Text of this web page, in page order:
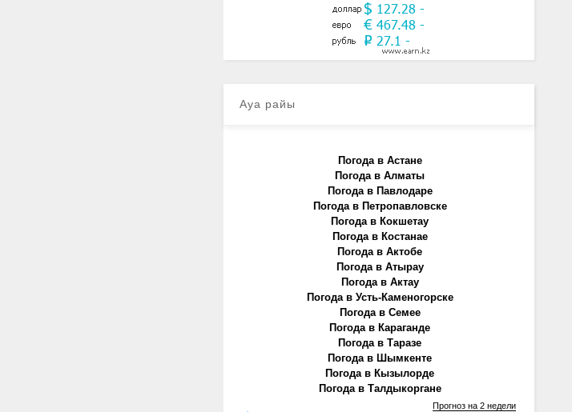
Ауа райы
Погода в Астане
Погода в Алматы
Погода в Павлодаре
Погода в Петропавловске
Погода в Кокшетау
Погода в Костанае
Погода в Актобе
Погода в Атырау
Погода в Актау
Погода в Усть-Каменогорске
Погода в Семее
Погода в Караганде
Погода в Таразе
Погода в Шымкенте
Погода в Кызылорде
Погода в Талдыкоргане
Прогноз на 2 недели